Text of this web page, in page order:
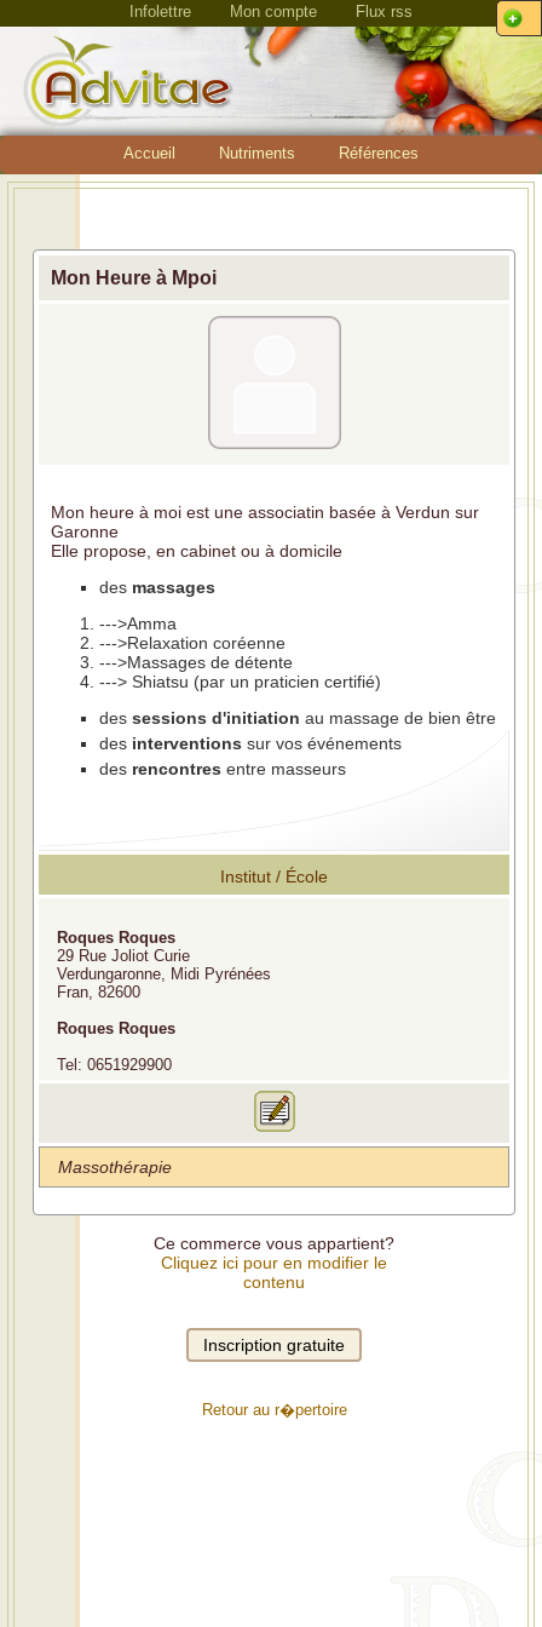
Infolettre Mon compte Flux rss
Accueil Nutriments Références
Mon Heure à Mpoi
Mon heure à moi est une associatin basée à Verdun sur
Garonne
Elle propose, en cabinet ou à domicile
des massages
--->Amma
--->Relaxation coréenne
--->Massages de détente
---> Shiatsu (par un praticien certifié)
des sessions d'initiation au massage de bien être
des interventions sur vos événements
des rencontres entre masseurs
Institut / École
Roques Roques
29 Rue Joliot Curie
Verdungaronne, Midi Pyrénées
Fran, 82600
Roques Roques
Tel: 0651929900
Massothérapie
Ce commerce vous appartient?
Cliquez ici pour en modifier le
contenu
Retour au r�pertoire